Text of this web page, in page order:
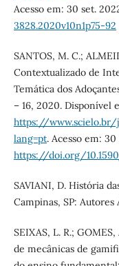
Acesso em: 30 set.
3828.2020v10n1p75-92
SANTOS, M. C.;
Contextualizado de
Temática dos
– 16, 2020. Disponível
https://
lang=pt. Acesso em:
https://doi.org/
SAVIANI, D. História
Campinas, SP: Autores
SEIXAS, L. R.;
de mecânicas de